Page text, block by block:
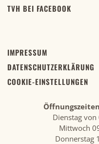
TVH BEI FACEBOOK
IMPRESSUM
DATENSCHUTZERKLÄRUNG
COOKIE-EINSTELLUNGEN
Dienstag
Mittwoch
Donnerstag